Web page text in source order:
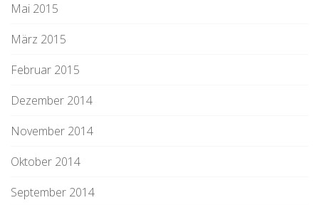
Mai 2015
März 2015
Februar 2015
Dezember 2014
November 2014
Oktober 2014
September 2014